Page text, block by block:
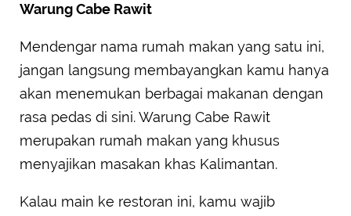
Warung Cabe Rawit
Mendengar nama rumah makan yang satu ini,
jangan langsung membayangkan kamu hanya
akan menemukan berbagai makanan dengan
rasa pedas di sini. Warung Cabe Rawit
merupakan rumah makan yang khusus
menyajikan masakan khas Kalimantan.
Kalau main ke restoran ini, kamu wajib